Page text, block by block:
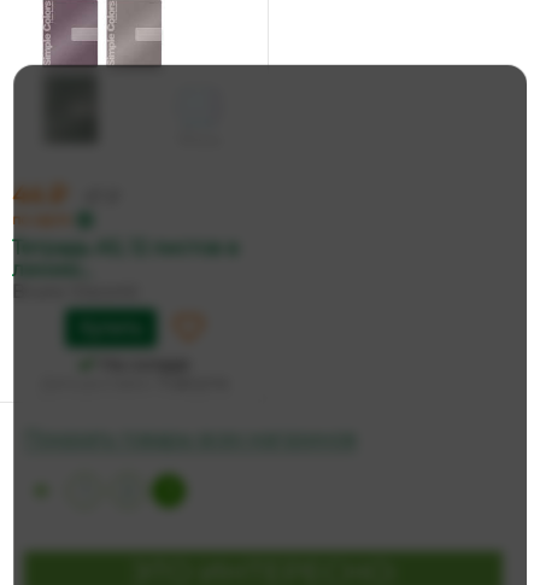
44 ₽
по карте
Тетрадь А5, 12 листов в
линию...